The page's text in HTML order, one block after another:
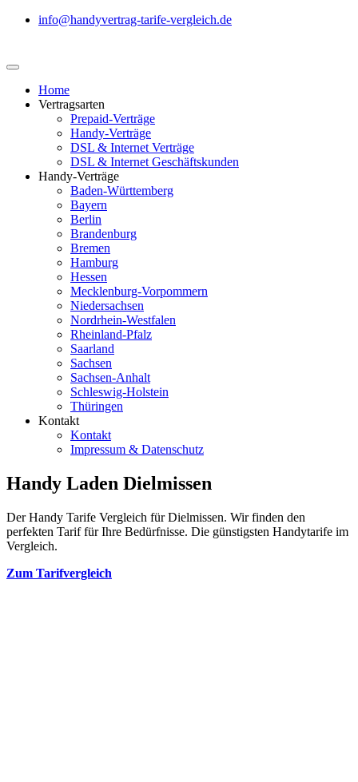
info@handyvertrag-tarife-vergleich.de
Home
Vertragsarten
Prepaid-Verträge
Handy-Verträge
DSL & Internet Verträge
DSL & Internet Geschäftskunden
Handy-Verträge
Baden-Württemberg
Bayern
Berlin
Brandenburg
Bremen
Hamburg
Hessen
Mecklenburg-Vorpommern
Niedersachsen
Nordrhein-Westfalen
Rheinland-Pfalz
Saarland
Sachsen
Sachsen-Anhalt
Schleswig-Holstein
Thüringen
Kontakt
Kontakt
Impressum & Datenschutz
Handy Laden Dielmissen
Der Handy Tarife Vergleich für Dielmissen. Wir finden den
perfekten Tarif für Ihre Bedürfnisse. Die günstigsten Handytarife im
Vergleich.
Zum Tarifvergleich